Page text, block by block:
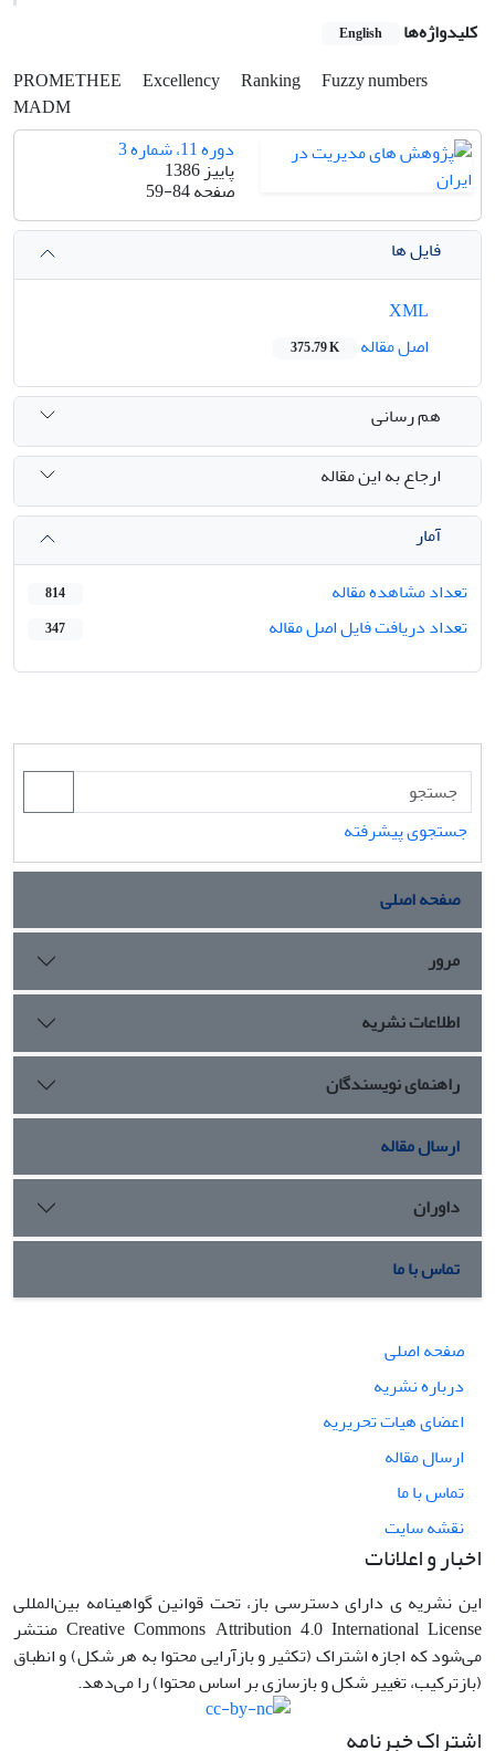
کلیدواژه‌ها English
PROMETHEE Excellency Ranking
Fuzzy numbers
MADM
دوره 11، شماره 3
پاییز 1386
صفحه59-84
فایل ها
اصل مقاله
375.79 K
هم رسانی
ارجاع به این مقاله
آمار
تعداد مشاهده مقاله
814
تعداد دریافت فایل اصل مقاله 347
جستجوی پیشرفته
صفحه اصلی
مرور
اطلاعات نشریه
راهنمای نویسندگان
ارسال مقاله
داوران
تماس با ما
صفحه اصلی
درباره نشریه
اعضای هیات تحریریه
ارسال مقاله
تماس با ما
نقشه سایت
اخبار و اعلانات
این نشریه ی دارای دسترسی باز، تحت قوانین گواهینامه بین‌المللی
Creative Commons Attribution 4.0 International License منتشر
می‌شود که اجازه اشتراک (تکثیر و بازآرایی محتوا به هر شکل) و انطباق
(بازترکیب، تغییر شکل و بازسازی بر اساس محتوا) را می‌دهد.
اشتراک خبرنامه